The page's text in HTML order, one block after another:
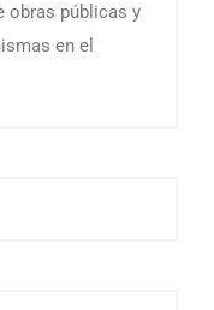
obras públicas y
en el